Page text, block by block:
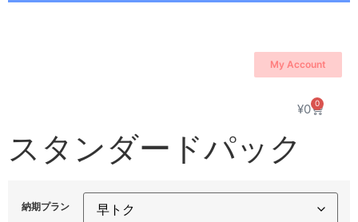
My Account
¥0 0
スタンダードパック
納期プラン